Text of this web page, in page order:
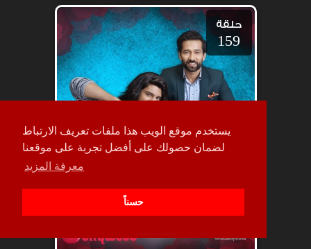
يستخدم موقع الويب هذا ملفات تعريف الارتباط
لضمان حصولك على أفضل تجربة على موقعنا
معرفة المزيد
حسناً
حلقة
159